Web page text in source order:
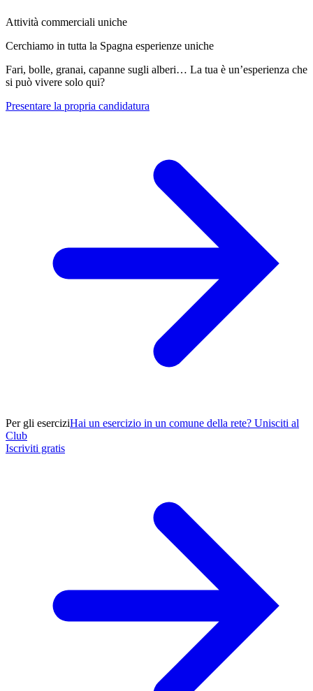
Attività commerciali uniche
Cerchiamo in tutta la Spagna esperienze uniche
Fari, bolle, granai, capanne sugli alberi… La tua è un’esperienza che
si può vivere solo qui?
Presentare la propria candidatura
Per gli eserciziHai un esercizio in un comune della rete? Unisciti al
Club
Iscriviti gratis